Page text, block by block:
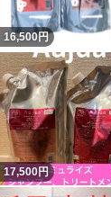
16,500円
17,500円